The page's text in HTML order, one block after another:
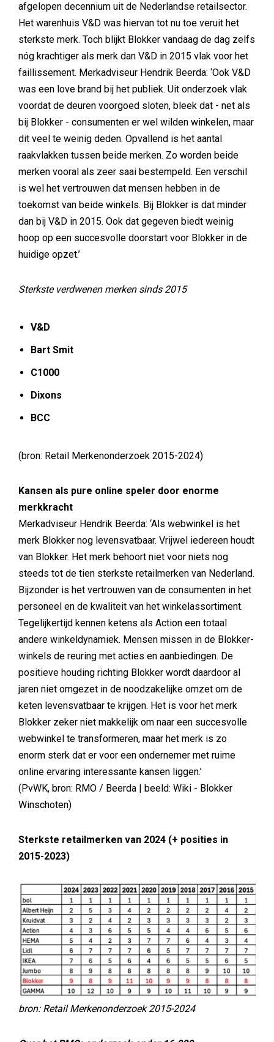
afgelopen decennium uit de Nederlandse retailsector.
Het warenhuis V&D was hiervan tot nu toe veruit het
sterkste merk. Toch blijkt Blokker vandaag de dag zelfs
nóg krachtiger als merk dan V&D in 2015 vlak voor het
faillissement. Merkadviseur Hendrik Beerda: ‘Ook V&D
was een love brand bij het publiek. Uit onderzoek vlak
voordat de deuren voorgoed sloten, bleek dat - net als
bij Blokker - consumenten er wel wilden winkelen, maar
dit veel te weinig deden. Opvallend is het aantal
raakvlakken tussen beide merken. Zo worden beide
merken vooral als zeer saai bestempeld. Een verschil
is wel het vertrouwen dat mensen hebben in de
toekomst van beide winkels. Bij Blokker is dat minder
dan bij V&D in 2015. Ook dat gegeven biedt weinig
hoop op een succesvolle doorstart voor Blokker in de
huidige opzet.’
Sterkste verdwenen merken sinds 2015
V&D
Bart Smit
C1000
Dixons
BCC
(bron: Retail Merkenonderzoek 2015-2024)
Kansen als pure online speler door enorme
merkkracht
Merkadviseur Hendrik Beerda: ‘Als webwinkel is het
merk Blokker nog levensvatbaar. Vrijwel iedereen houdt
van Blokker. Het merk behoort niet voor niets nog
steeds tot de tien sterkste retailmerken van Nederland.
Bijzonder is het vertrouwen van de consumenten in het
personeel en de kwaliteit van het winkelassortiment.
Tegelijkertijd kennen ketens als Action een totaal
andere winkeldynamiek. Mensen missen in de Blokker-
winkels de reuring met acties en aanbiedingen. De
positieve houding richting Blokker wordt daardoor al
jaren niet omgezet in de noodzakelijke omzet om de
keten levensvatbaar te krijgen. Het is voor het merk
Blokker zeker niet makkelijk om naar een succesvolle
webwinkel te transformeren, maar het merk is zo
enorm sterk dat er voor een ondernemer met ruime
online ervaring interessante kansen liggen.’
(PvWK, bron: RMO / Beerda | beeld: Wiki - Blokker
Winschoten)
Sterkste retailmerken van 2024 (+ posities in
2015-2023)
bron: Retail Merkenonderzoek 2015-2024